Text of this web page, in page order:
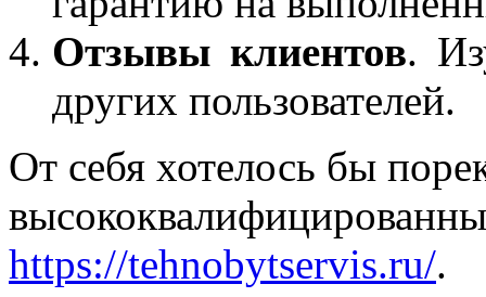
Отзывы клиентов.
других пользователей.
От себя хотелось бы
https://tehnobytservis.ru/.